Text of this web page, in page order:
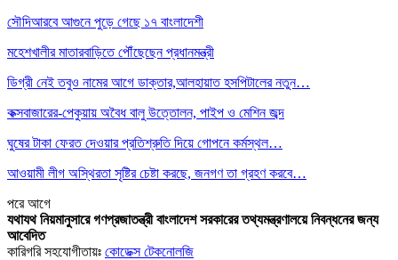
সৌদিআরবে আগুনে পুড়ে গেছে ১৭ বাংলাদেশী
মহেশখালীর মাতারবাড়িতে পৌঁছেছেন প্রধানমন্ত্রী
ডিগ্রী নেই তবুও নামের আগে ডাক্তার,আলহায়াত হসপিটালের নতুন…
কক্সবাজারের-পেকুয়ায় অবৈধ বালু উত্তোলন, পাইপ ও মেশিন জব্দ
ঘুষের টাকা ফেরত দেওয়ার প্রতিশ্রুতি দিয়ে গোপনে কর্মস্থল…
আওয়ামী লীগ অস্থিরতা সৃষ্টির চেষ্টা করছে, জনগণ তা গ্রহণ করবে…
পরেআগে
যথাযথ নিয়মানুসারে গণপ্রজাতন্ত্রী বাংলাদেশ সরকারের তথ্যমন্ত্রণালয়ে নিবন্ধনের জন্য
আবেদিত
কারিগরি সহযোগীতায়ঃ কোডেক্স টেকনোলজি